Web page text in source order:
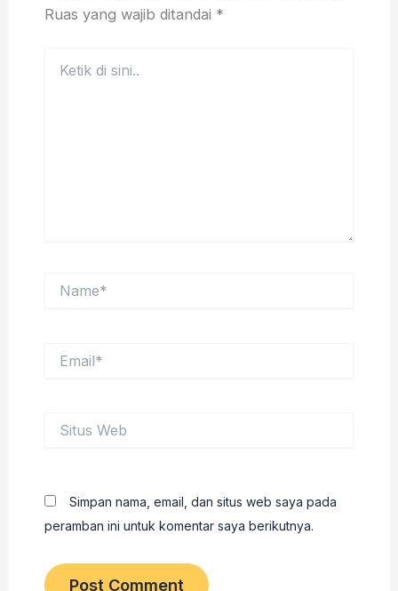
Ruas yang wajib ditandai *
Web
Simpan nama, email, dan situs web saya pada
peramban ini untuk komentar saya berikutnya.